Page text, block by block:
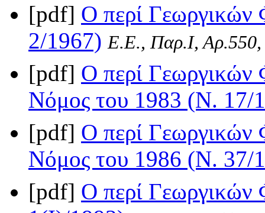
[pdf] Ο περί
2/1967) Ε.Ε., Παρ.Ι,
[pdf] Ο περί Γεωργικών
Νόμος του 1983 (Ν. 17/
[pdf] Ο περί Γεωργικών
Νόμος του 1986 (Ν. 37/
[pdf] Ο περί